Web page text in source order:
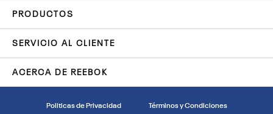
PRODUCTOS
SERVICIO AL CLIENTE
ACERCA DE REEBOK
Politicas de Privacidad Términos y Condiciones